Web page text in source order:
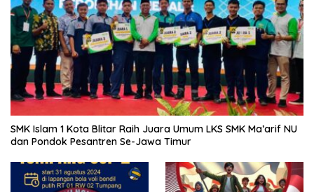
SMK Islam 1 Kota Blitar Raih Juara Umum LKS SMK Ma’arif NU
dan Pondok Pesantren Se-Jawa Timur